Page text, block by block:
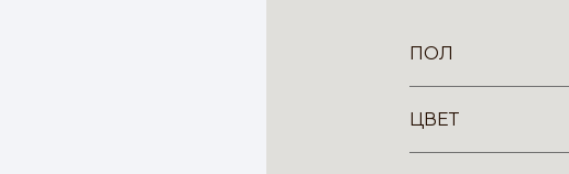
ПОЛ
ЦВЕТ